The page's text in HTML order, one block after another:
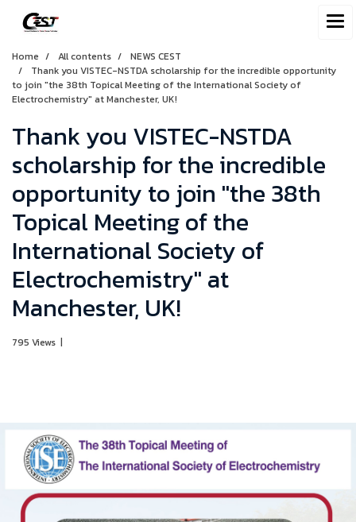
Home All contents
NEWS CEST
Thank you VISTEC-NSTDA scholarship for the incredible opportunity
to join "the 38th Topical Meeting of the International Society of
Electrochemistry" at Manchester, UK!
Thank you VISTEC-NSTDA
scholarship for the incredible
opportunity to join "the 38th
Topical Meeting of the
International Society of
Electrochemistry" at
Manchester, UK!
795 Views |